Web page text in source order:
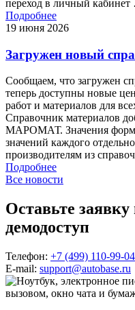
переход в личный
Подробнее
19 июня 2026
Загружен новый
Сообщаем, что загружен
теперь доступны новые
работ и материалов для
Справочник материалов
МАРОМАТ. Значения
значений каждого
производителям из
Подробнее
Все новости
Оставьте
демодоступ
Телефон: +7 (499) 110-99-04
E-mail: support@autobase.ru